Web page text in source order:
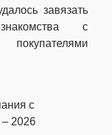
завязать
с
с
2026